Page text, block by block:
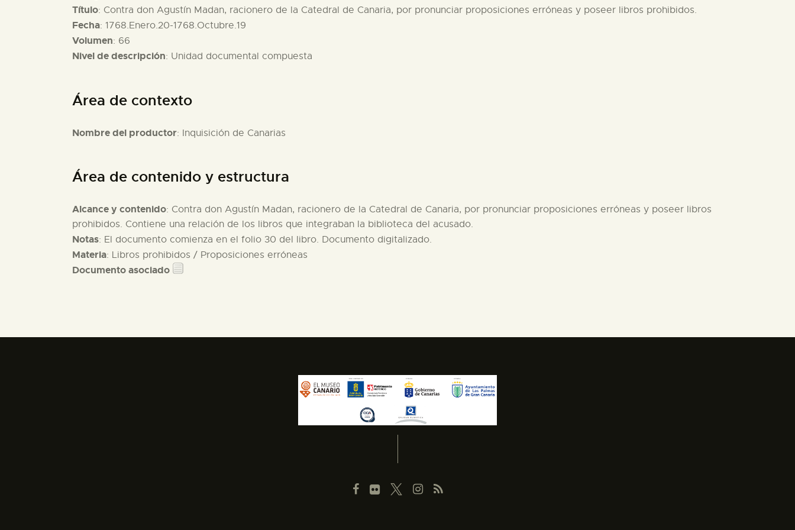
Título: Contra don Agustín Madan, racionero de la Catedral de Canaria, por pronunciar proposiciones erróneas y poseer libros prohibidos.
Fecha: 1768.Enero.20-1768.Octubre.19
Volumen: 66
Nivel de descripción: Unidad documental compuesta
Área de contexto
Nombre del productor: Inquisición de Canarias
Área de contenido y estructura
Alcance y contenido: Contra don Agustín Madan, racionero de la Catedral de Canaria, por pronunciar proposiciones erróneas y poseer libros
prohibidos. Contiene una relación de los libros que integraban la biblioteca del acusado.
Notas: El documento comienza en el folio 30 del libro. Documento digitalizado.
Materia: Libros prohibidos / Proposiciones erróneas
Documento asociado